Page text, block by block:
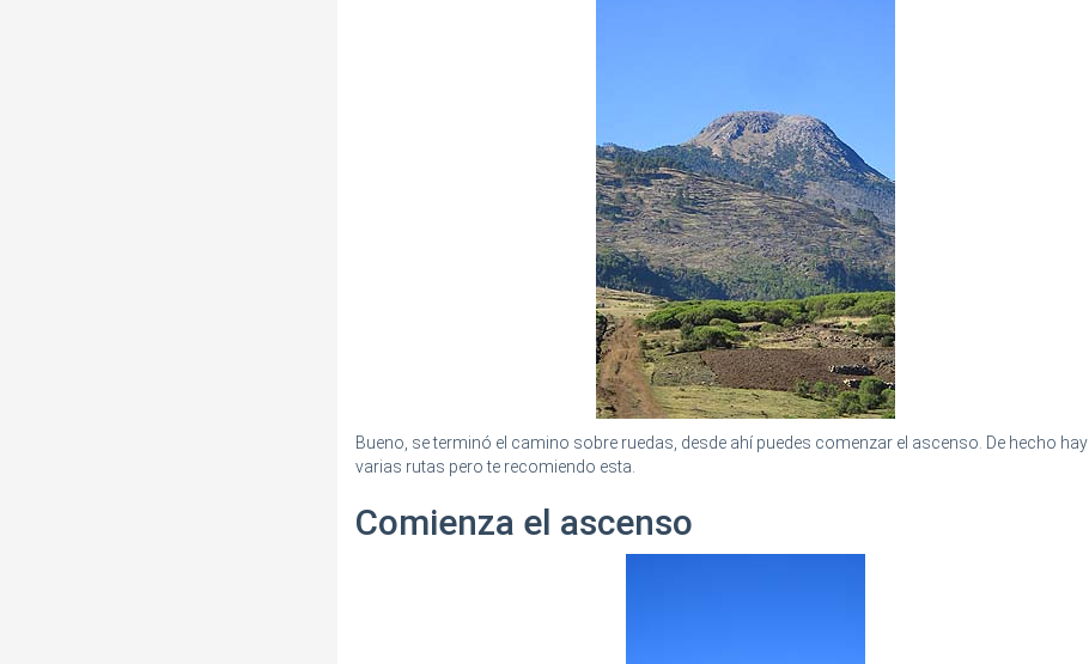
Bueno, se terminó el camino sobre ruedas, desde ahí puedes comenzar el ascenso. De hecho hay
varias rutas pero te recomiendo esta.
Comienza el ascenso